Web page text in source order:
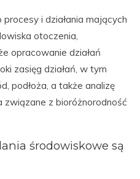
i działania mających
otoczenia,
opracowanie działań
zasięg działań, w tym
podłoża, a także analizę
związane z bioróżnorodność
środowiskowe są